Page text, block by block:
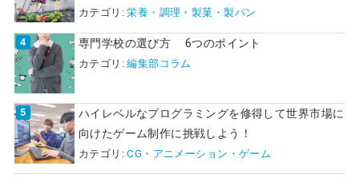
カテゴリ:栄養・調理・製菓・製パン
専門学校の選び方 6つのポイント
カテゴリ:編集部コラム
ハイレベルなプログラミングを修得して世界市場に
向けたゲーム制作に挑戦しよう！
カテゴリ:CG・アニメーション・ゲーム